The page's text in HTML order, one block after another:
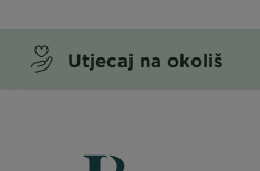
Utjecaj na okoliš